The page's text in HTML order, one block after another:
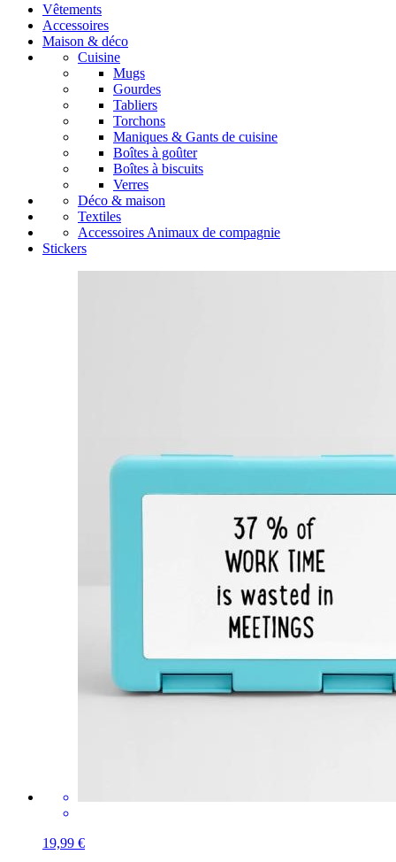
Vêtements
Accessoires
Maison & déco
Cuisine
Mugs
Gourdes
Tabliers
Torchons
Maniques & Gants de cuisine
Boîtes à goûter
Boîtes à biscuits
Verres
Déco & maison
Textiles
Accessoires Animaux de compagnie
Stickers
19,99 €